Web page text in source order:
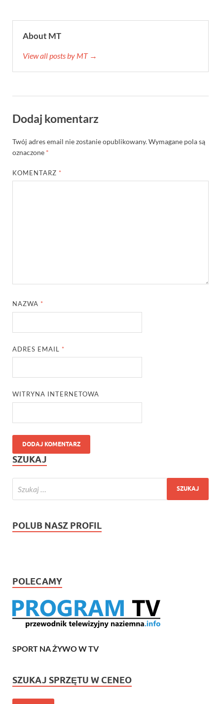
About MT
View all posts by MT →
Dodaj komentarz
Twój adres email nie zostanie opublikowany.Wymagane pola są
oznaczone *
KOMENTARZ *
NAZWA *
ADRES EMAIL *
WITRYNA INTERNETOWA
SZUKAJ
POLUB NASZ PROFIL
POLECAMY
SPORT NA ŻYWO W TV
SZUKAJ SPRZĘTU W CENEO